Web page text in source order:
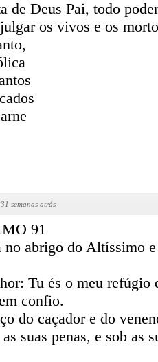
de Deus Pai, todo
os vivos e os
semanas atrás
91
no abrigo do Altíssimo
Tu és o meu refúgio
confio.
do caçador e do
suas penas, e sob as